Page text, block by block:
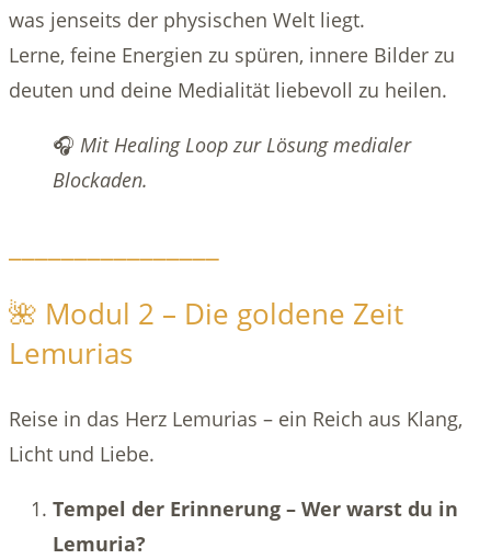
was jenseits der physischen Welt liegt.
Lerne, feine Energien zu spüren, innere Bilder zu
deuten und deine Medialität liebevoll zu heilen.
🎧 Mit Healing Loop zur Lösung medialer
Blockaden.
🌺 Modul 2 – Die goldene Zeit
Lemurias
Reise in das Herz Lemurias – ein Reich aus Klang,
Licht und Liebe.
Tempel der Erinnerung – Wer warst du in
Lemuria?